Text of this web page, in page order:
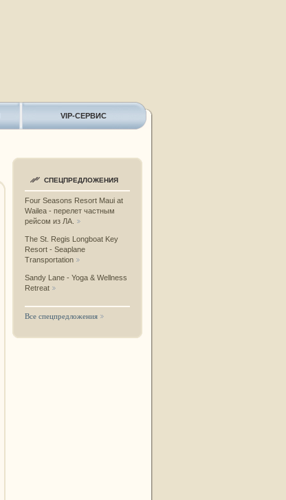
VIP-СЕРВИС
СПЕЦПРЕДЛОЖЕНИЯ
Four Seasons Resort Maui at
Wailea - перелет частным
рейсом из ЛА.
The St. Regis Longboat Key
Resort - Seaplane
Transportation
Sandy Lane - Yoga & Wellness
Retreat
Все спецпредложения